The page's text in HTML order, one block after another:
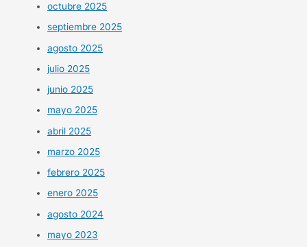
octubre 2025
septiembre 2025
agosto 2025
julio 2025
junio 2025
mayo 2025
abril 2025
marzo 2025
febrero 2025
enero 2025
agosto 2024
mayo 2023